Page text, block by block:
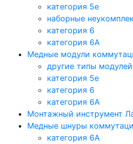
категория 5e
наборные
категория 6
категория 6A
Медные модули
другие типы модулей
категория 5е
категория 6
категория 6A
Монтажный инструмент
Медные шнуры
категория 6A